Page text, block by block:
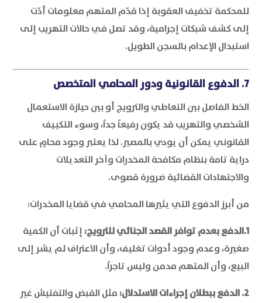
للمحكمة تخفيف العقوبة إذا قدّم المتهم معلومات أدّت
إلى كشف شبكات إجرامية، وقد تصل في حالات التهريب إلى
استبدال الإعدام بالسجن الطويل.
7. الدفوع القانونية ودور المحامي المتخصص
الخط الفاصل بين التعاطي والترويج أو بين حيازة الاستعمال
الشخصي والتهريب قد يكون رفيعاً جداً، وسوء التكييف
القانوني يمكن أن يودي بالمصير. لذا يعتبر وجود محامٍ على
دراية تامة بنظام مكافحة المخدرات وآخر التعديلات
والاجتهادات القضائية ضرورة قصوى.
من أبرز الدفوع التي يثيرها المحامي في قضايا المخدرات:
1.الدفع بعدم توافر القصد الجنائي للترويج:
إثبات أن الكمية
صغيرة، وعدم وجود أدوات تغليف، وأن الاعتراف لم يشر إلى
البيع، وأن المتهم مدمن وليس تاجراً.
2. الدفع ببطلان إجراءات الاستدلال:
مثل القبض والتفتيش غير